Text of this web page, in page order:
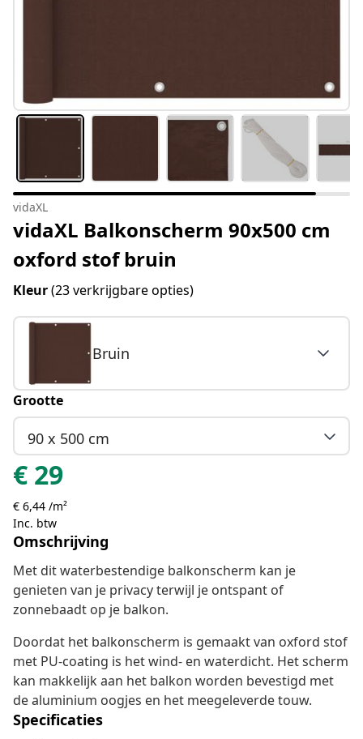
vidaXL
vidaXL Balkonscherm 90x500 cm
oxford stof bruin
Kleur(23 verkrijgbare opties)
Bruin
Grootte
90 x 500 cm
€ 29
€ 6,44 /m²
Inc. btw
Omschrijving
Met dit waterbestendige balkonscherm kan je
genieten van je privacy terwijl je ontspant of
zonnebaadt op je balkon.
Doordat het balkonscherm is gemaakt van oxford stof
met PU-coating is het wind- en waterdicht. Het scherm
kan makkelijk aan het balkon worden bevestigd met
de aluminium oogjes en het meegeleverde touw.
Specificaties